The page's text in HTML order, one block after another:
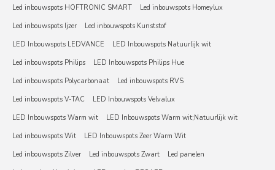
Led inbouwspots HOFTRONIC SMART
Led inbouwspots Homeylux
Led inbouwspots Ijzer
Led inbouwspots Kunststof
LED Inbouwspots LEDVANCE
LED Inbouwspots Natuurlijk wit
Led inbouwspots Philips
LED Inbouwspots Philips Hue
Led inbouwspots Polycarbonaat
Led inbouwspots RVS
Led inbouwspots V-TAC
LED Inbouwspots Velvalux
LED Inbouwspots Warm wit
LED Inbouwspots Warm wit;Natuurlijk wit
Led inbouwspots Wit
LED Inbouwspots Zeer Warm Wit
Led inbouwspots Zilver
Led inbouwspots Zwart
Led panelen